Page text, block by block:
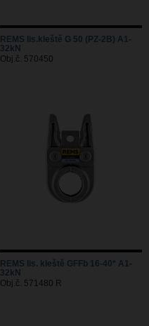
REMS lis.kleště G 50 (PZ-2B) A1-
32kN
Obj.č. 570450
REMS lis. kleště GFFb 16-40* A1-
32kN
Obj.č. 571480 R